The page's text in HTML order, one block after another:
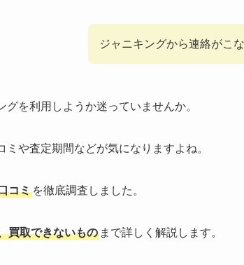
ジャニキングから連絡がこ
を利用しようか迷っていませんか。
や査定期間などが気になりますよね。
コミ を徹底調査しました。
買取できないもの まで詳しく解説します。